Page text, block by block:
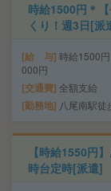
時給1500円＊
くり！週3日[派
給 与 時給1500
000円
交通費 全額支給
勤務地 八尾南駅
【時給1550円
時台定時[派遣]